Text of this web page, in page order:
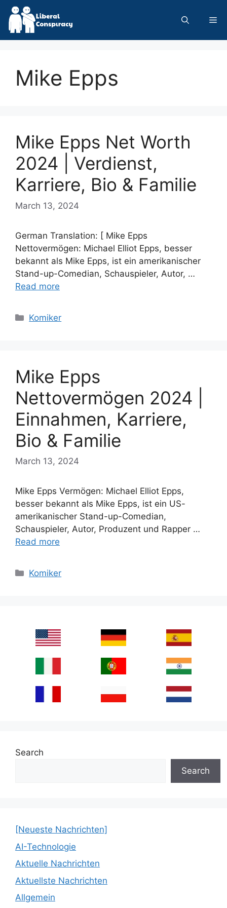
Skip
content
Mike Epps
Mike Epps Net Worth
2024 | Verdienst,
Karriere, Bio & Familie
March 13, 2024
German Translation: [ Mike Epps
Nettovermögen: Michael Elliot Epps, besser
bekannt als Mike Epps, ist ein amerikanischer
Stand-up-Comedian, Schauspieler, Autor, …
Read more
Categories
Komiker
Mike Epps
Nettovermögen 2024 |
Einnahmen, Karriere,
Bio & Familie
March 13, 2024
Mike Epps Vermögen: Michael Elliot Epps,
besser bekannt als Mike Epps, ist ein US-
amerikanischer Stand-up-Comedian,
Schauspieler, Autor, Produzent und Rapper …
Read more
Categories
Komiker
Search
Search
[Neueste Nachrichten]
AI-Technologie
Aktuelle Nachrichten
Aktuellste Nachrichten
Allgemein